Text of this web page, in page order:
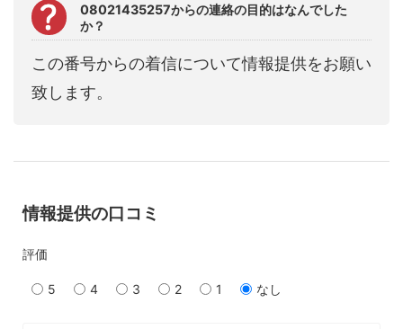
08021435257からの連絡の目的はなんでした
か？
この番号からの着信について情報提供をお願い
致します。
情報提供の口コミ
評価
5 4 3 2 1 なし